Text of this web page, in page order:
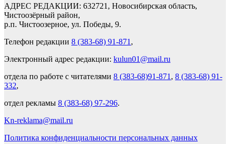
АДРЕС РЕДАКЦИИ: 632721, Новосибирская область,
Чистоозёрный район,
р.п. Чистоозерное, ул. Победы, 9.
Телефон редакции 8 (383-68) 91-871 ,
Электронный адрес редакции: kulun01@mail.ru
отдела по работе с читателями 8 (383-68)91-871 , 8 (383-68) 91-
332,
отдел рекламы 8 (383-68) 97-296.
Kn-reklama@mail.ru
Политика конфиденциальности персональных данных